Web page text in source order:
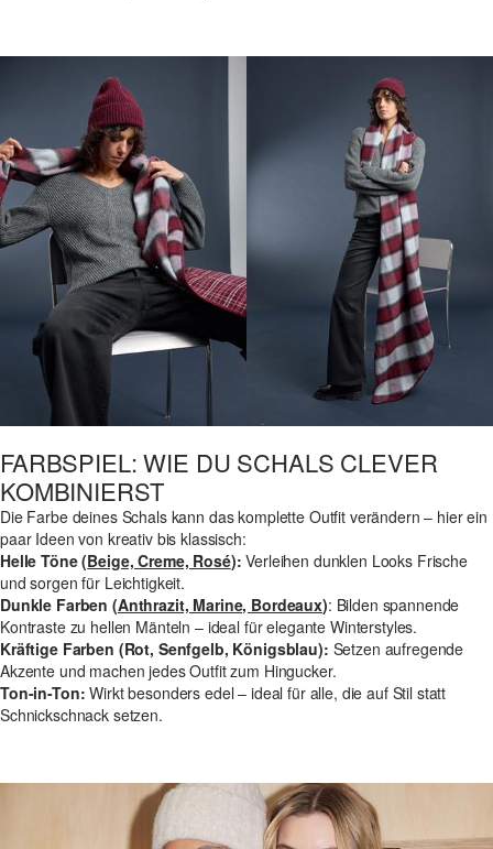
FARBSPIEL: WIE DU SCHALS CLEVER
KOMBINIERST
Die Farbe deines Schals kann das komplette Outfit verändern – hier ein
paar Ideen von kreativ bis klassisch:
Helle Töne (Beige, Creme, Rosé): Verleihen dunklen Looks Frische
und sorgen für Leichtigkeit.
Dunkle Farben (Anthrazit, Marine, Bordeaux): Bilden spannende
Kontraste zu hellen Mänteln – ideal für elegante Winterstyles.
Kräftige Farben (Rot, Senfgelb, Königsblau): Setzen aufregende
Akzente und machen jedes Outfit zum Hingucker.
Ton-in-Ton: Wirkt besonders edel – ideal für alle, die auf Stil statt
Schnickschnack setzen.